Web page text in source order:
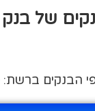
של
הבנקים ברשת: 269